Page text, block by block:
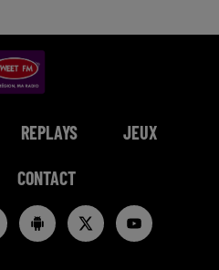
REPLAYS JEUX
CONTACT